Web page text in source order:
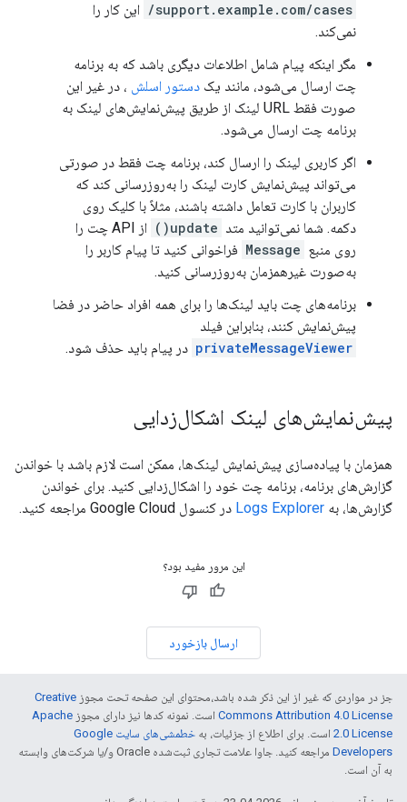
support.example.com/cases/
این کار را
نمی‌کند.
مگر اینکه پیام شامل اطلاعات دیگری باشد که به برنامه
چت ارسال می‌شود، مانند یک دستور اسلش ، در غیر این
صورت فقط URL لینک از طریق پیش‌نمایش‌های لینک به
برنامه چت ارسال می‌شود.
اگر کاربری لینک را ارسال کند، برنامه چت فقط در صورتی
می‌تواند پیش‌نمایش کارت لینک را به‌روزرسانی کند که
کاربران با کارت تعامل داشته باشند، مثلاً با کلیک روی
دکمه. شما نمی‌توانید متد update()
از API چت را
روی منبع Message فراخوانی کنید تا پیام کاربر را
به‌صورت غیرهمزمان به‌روزرسانی کنید.
برنامه‌های چت باید لینک‌ها را برای همه افراد حاضر در فضا
پیش‌نمایش کنند، بنابراین فیلد
privateMessageViewer در پیام باید حذف شود.
پیش‌نمایش‌های لینک اشکال‌زدایی
همزمان با پیاده‌سازی پیش‌نمایش لینک‌ها، ممکن است لازم باشد با خواندن
گزارش‌های برنامه، برنامه چت خود را اشکال‌زدایی کنید. برای خواندن
گزارش‌ها، به Logs Explorer در کنسول Google Cloud مراجعه کنید.
این مرور مفید بود؟
ارسال بازخورد
جز در مواردی که غیر از این ذکر شده باشد،‌محتوای این صفحه تحت مجوز Creative
Commons Attribution 4.0 License است. نمونه کدها نیز دارای مجوز Apache
2.0 License است. برای اطلاع از جزئیات، به
خطمشی‌های سایت Google
Developers‏
مراجعه کنید. جاوا علامت تجاری ثبت‌شده Oracle و/یا شرکت‌های وابسته
به آن است.